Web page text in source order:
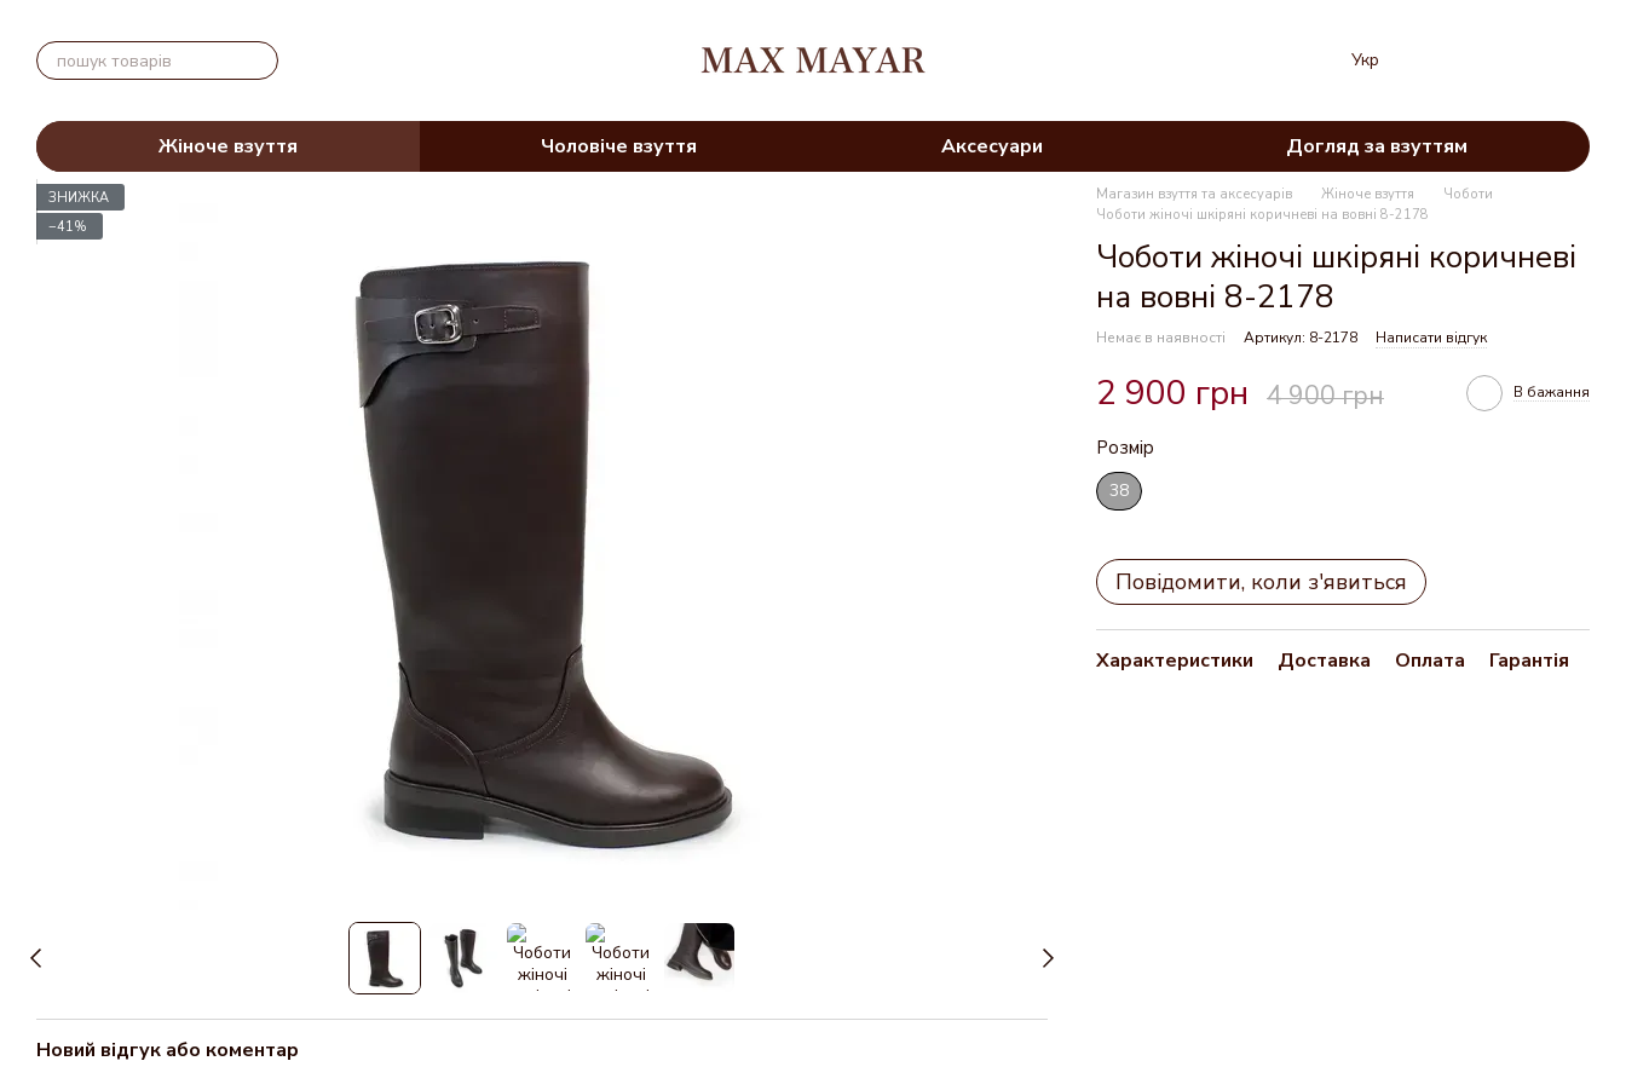
Укр
Жіноче взуття Чоловіче взуття Аксесуари Догляд за взуттям
ЗНИЖКА
−41%
Новий відгук або коментар
Магазин взуття та аксесуарів Жіноче взуття
Чоботи
Чоботи жіночі шкіряні коричневі на вовні 8-2178
Чоботи жіночі шкіряні коричневі
на вовні 8-2178
Немає в наявності Артикул: 8-2178 Написати відгук
2 900 грн 4 900 грн В бажання
Розмір
38
Повідомити, коли з'явиться
Характеристики Доставка Оплата Гарантія